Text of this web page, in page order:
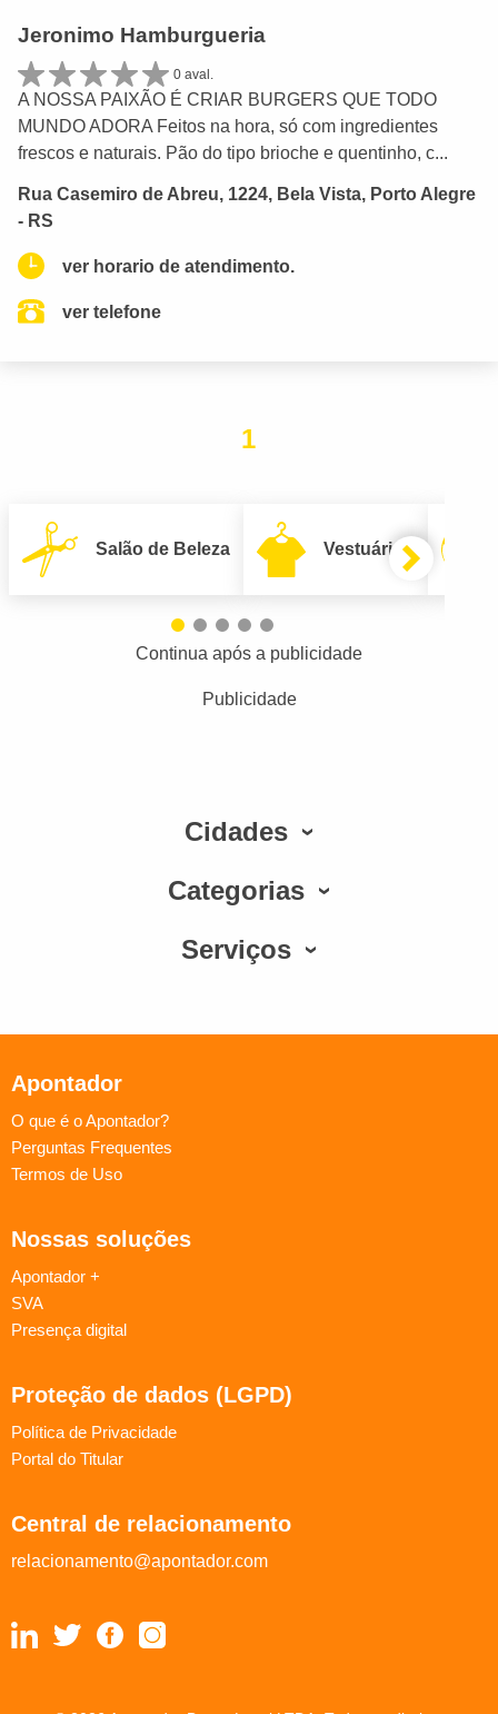
Jeronimo Hamburgueria
0 aval.
A NOSSA PAIXÃO É CRIAR BURGERS QUE TODO
MUNDO ADORA Feitos na hora, só com ingredientes
frescos e naturais. Pão do tipo brioche e quentinho, c...
Rua Casemiro de Abreu, 1224, Bela Vista, Porto Alegre
- RS
ver horario de atendimento.
ver telefone
1
Salão de Beleza Vestuário
Continua após a publicidade
Publicidade
Cidades
Categorias
Serviços
Apontador
O que é o Apontador?
Perguntas Frequentes
Termos de Uso
Nossas soluções
Apontador +
SVA
Presença digital
Proteção de dados (LGPD)
Política de Privacidade
Portal do Titular
Central de relacionamento
relacionamento@apontador.com